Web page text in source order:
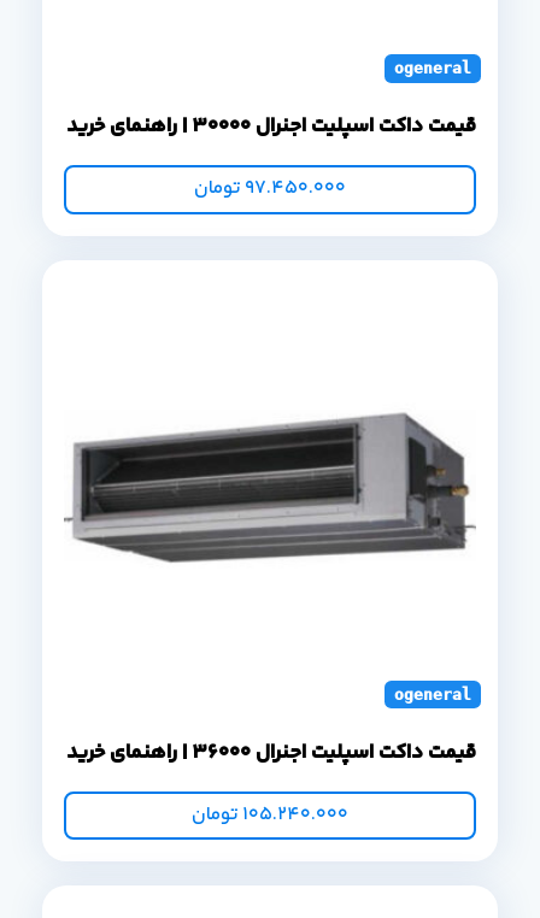
ogeneral duct
قیمت داکت اسپلیت اجنرال 30000 | راهنمای خرید
97.450.000 تومان
ogeneral duct
قیمت داکت اسپلیت اجنرال 36000 | راهنمای خرید
105.240.000 تومان